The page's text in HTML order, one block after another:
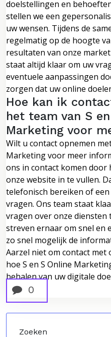
doelstellingen en
stellen we een
uw wensen. Tijdens de
regelmatig op de hoogte
resultaten van onze
staat altijd klaar om uw
eventuele aanpassingen
zorgen dat uw online
Hoe kan ik
het team van S
Marketing voor
Wilt u contact opnemen
Marketing voor meer
ons in contact komen
onze website in te vullen.
telefonisch bereiken of
vragen. Ons team staat
vragen over onze diensten
streven ernaar om snel en
zo snel mogelijk de
Aarzel niet om contact
hoe S en S Online
behalen van uw digitale
0
Zoeken